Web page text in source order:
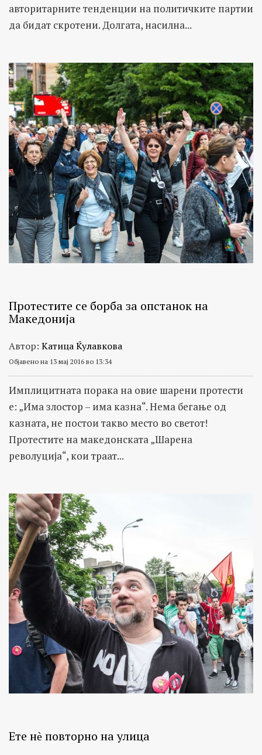
авторитарните тенденции на политичките партии
да бидат скротени. Долгата, насилна...
Протестите се борба за опстанок на
Македонија
Автор: Катица Ќулавкова
Објавено на 13 мај 2016 во 13:34
Имплицитната порака на овие шарени протести
е: „Има злостор – има казна“. Нема бегање од
казната, не постои такво место во светот!
Протестите на македонската „Шарена
револуција“, кои траат...
Ете нѐ повторно на улица